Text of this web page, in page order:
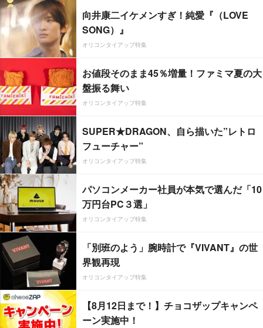
向井康二イケメンすぎ！純愛『（LOVE
SONG）』
オリコンタイアップ特集
お値段そのまま45％増量！ファミマ夏の大
盤振る舞い
オリコンタイアップ特集
SUPER★DRAGON、自ら描いた”レトロ
フューチャー”
オリコンタイアップ特集
パソコンメーカー社員が本気で選んだ「10
万円台PC３選」
オリコンタイアップ特集
「別班のよう」腕時計で『VIVANT』の世
界観再現
オリコンタイアップ特集
【8月12日まで！】チョコザップキャンペ
ーン実施中！